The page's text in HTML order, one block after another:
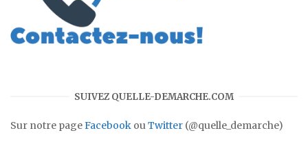
SUIVEZ QUELLE-DEMARCHE.COM
Sur notre pageFacebook ouTwitter (@quelle_demarche)